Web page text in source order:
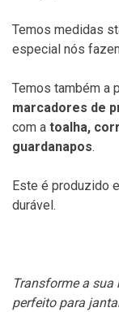
Temos medidas
especial nós
Temos também a
marcadores de
com a toalha,
guardanapos.
Este é produzido
durável.
Transforme a sua
perfeito para